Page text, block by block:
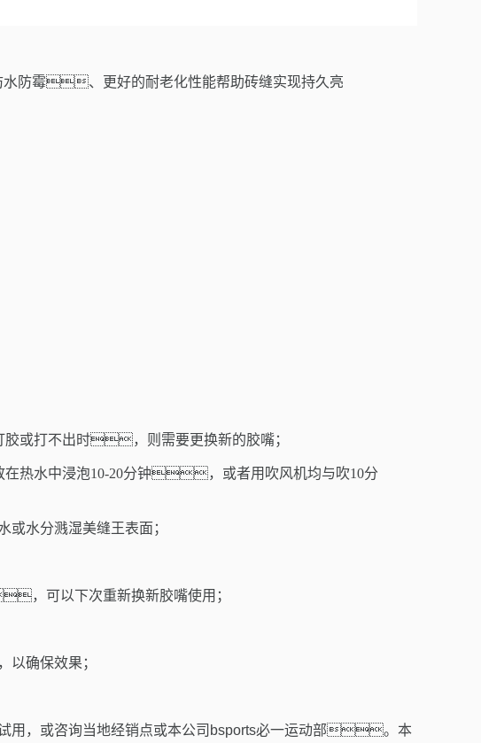
防霉、更好的耐老化性能帮助砖缝实现持久亮
打不出时，则需要更换新的胶嘴；
热水中浸泡10-20分钟，或者用吹风机均与吹10分
或水分溅湿美缝王表面；
可以下次重新换新胶嘴使用；
确保效果；
，或咨询当地经销点或本公司bsports必一运动部。本